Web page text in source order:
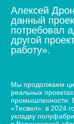
Алексей
данный
потребовал
другой
работу».
Мы продолжаем
реальных
промышленности.
«Тесвел»: в 2024
укладку